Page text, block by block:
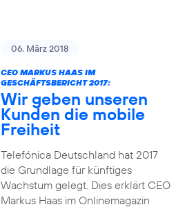
06. März 2018
CEO MARKUS HAAS IM
GESCHÄFTSBERICHT 2017:
Wir geben unseren
Kunden die mobile
Freiheit
Telefónica Deutschland hat 2017
die Grundlage für künftiges
Wachstum gelegt. Dies erklärt CEO
Markus Haas im Onlinemagazin